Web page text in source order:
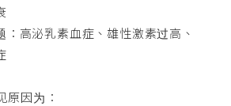
：高泌乳素血症、雄性激素过高、
原因为：